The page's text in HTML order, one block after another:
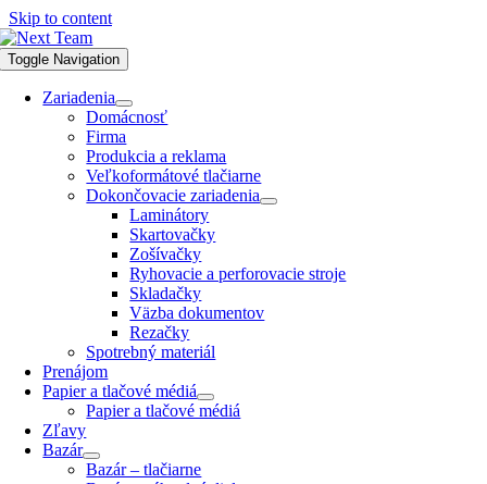
Skip to content
Toggle Navigation
Zariadenia
Domácnosť
Firma
Produkcia a reklama
Veľkoformátové tlačiarne
Dokončovacie zariadenia
Laminátory
Skartovačky
Zošívačky
Ryhovacie a perforovacie stroje
Skladačky
Väzba dokumentov
Rezačky
Spotrebný materiál
Prenájom
Papier a tlačové médiá
Papier a tlačové médiá
Zľavy
Bazár
Bazár – tlačiarne